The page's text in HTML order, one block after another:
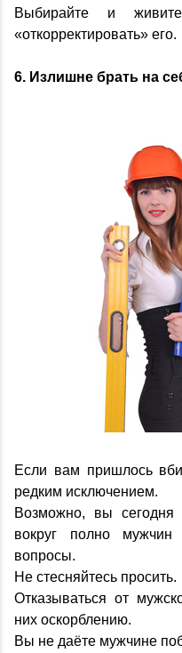
Выбирайте и
«откорректировать» его.
6. Излишне брать на
Если вам пришлось
редким исключением.
Возможно, вы сегодня
вокруг полно
вопросы.
Не стесняйтесь просить.
Отказываться от
них оскорблению.
Вы не даёте мужчине